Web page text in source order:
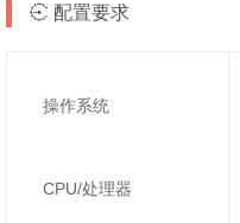
配置要求
操作系统
CPU/处理器